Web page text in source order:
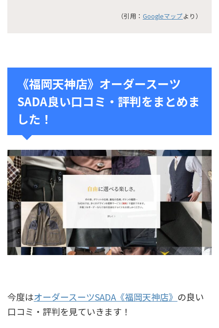
（引用： Googleマップより）
《福岡天神店》オーダースーツ
SADA良い口コミ・評判をまとめま
した！
今度はオーダースーツSADA《福岡天神店》 の良い
口コミ・評判を見ていきます！